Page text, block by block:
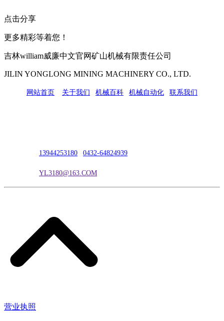
点击分享
更多精彩等着您！
吉林william威廉中文官网矿山机械有限责任公司
JILIN YONGLONG MINING MACHINERY CO., LTD.
网站首页 关于我们 机械百科 机械自动化 联系我们
13944253180 0432-64824939
YL3180@163.COM
营业执照